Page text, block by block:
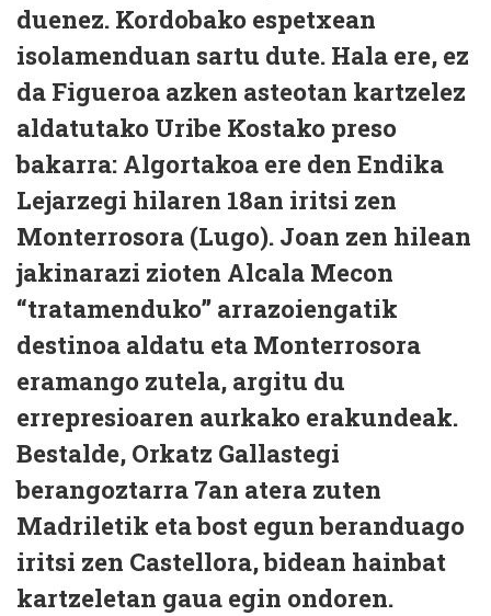
duenez. Kordobako espetxean
isolamenduan sartu dute. Hala ere, ez
da Figueroa azken asteotan kartzelez
aldatutako Uribe Kostako preso
bakarra: Algortakoa ere den Endika
Lejarzegi hilaren 18an iritsi zen
Monterrosora (Lugo). Joan zen hilean
jakinarazi zioten Alcala Mecon
“tratamenduko” arrazoiengatik
destinoa aldatu eta Monterrosora
eramango zutela, argitu du
errepresioaren aurkako erakundeak.
Bestalde, Orkatz Gallastegi
berangoztarra 7an atera zuten
Madriletik eta bost egun beranduago
iritsi zen Castellora, bidean hainbat
kartzeletan gaua egin ondoren.